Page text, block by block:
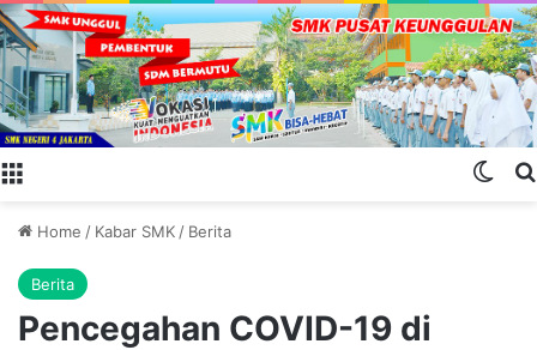
Home / Kabar SMK / Berita
Berita
Pencegahan COVID-19 di